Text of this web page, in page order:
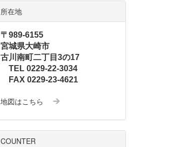
所在地
〒989-6155
宮城県大崎市
古川南町二丁目3の17
TEL 0229-22-3034
FAX 0229-23-4621
地図はこちら
COUNTER